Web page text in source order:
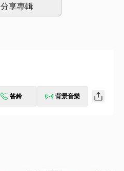
分享專輯
答鈴 背景音樂